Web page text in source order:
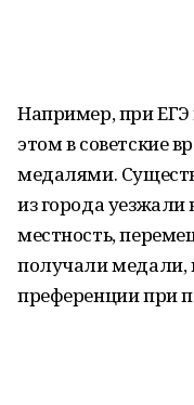
Например, при ЕГЭ
этом в советские
медалями.
из города
местность,
получали медали,
преференции при